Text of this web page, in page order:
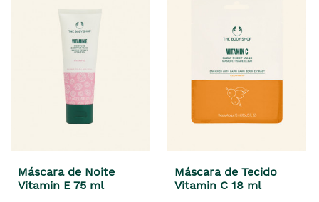
Máscara de Noite
Vitamin E 75 ml
Máscara de Tecido
Vitamin C 18 ml